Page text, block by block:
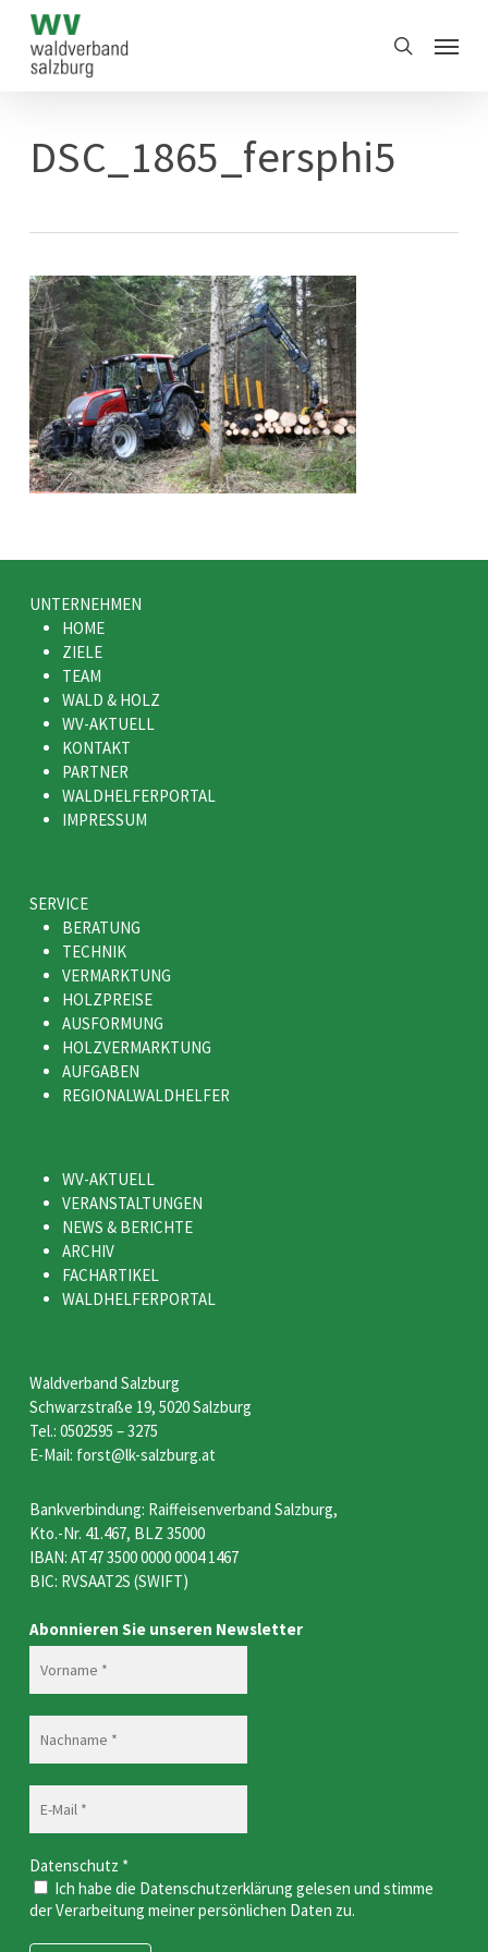
content
search
Menu
DSC_1865_fersphi5
UNTERNEHMEN
HOME
ZIELE
TEAM
WALD & HOLZ
WV-AKTUELL
KONTAKT
PARTNER
WALDHELFERPORTAL
IMPRESSUM
SERVICE
BERATUNG
TECHNIK
VERMARKTUNG
HOLZPREISE
AUSFORMUNG
HOLZVERMARKTUNG
AUFGABEN
REGIONALWALDHELFER
WV-AKTUELL
VERANSTALTUNGEN
NEWS & BERICHTE
ARCHIV
FACHARTIKEL
WALDHELFERPORTAL
Waldverband Salzburg
Schwarzstraße 19, 5020 Salzburg
Tel.: 0502595 – 3275
E-Mail: forst@lk-salzburg.at
Bankverbindung: Raiffeisenverband Salzburg,
Kto.-Nr. 41.467, BLZ 35000
IBAN: AT47 3500 0000 0004 1467
BIC: RVSAAT2S (SWIFT)
Abonnieren Sie unseren Newsletter
Datenschutz *
Ich habe die Datenschutzerklärung gelesen und stimme
der Verarbeitung meiner persönlichen Daten zu.